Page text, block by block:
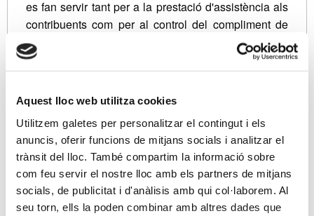
Aquest lloc web utilitza cookies
Utilitzem galetes per personalitzar el contingut i els
anuncis, oferir funcions de mitjans socials i analitzar el
trànsit del lloc. També compartim la informació sobre
com feu servir el nostre lloc amb els partners de mitjans
socials, de publicitat i d'anàlisis amb qui col·laborem. Al
seu torn, ells la poden combinar amb altres dades que
es fan servir tant per a la prestació d'assistència als
contribuents com per al control del compliment de
les obligacions principals. Per aquesta raó, igual
que en anys anteriors, l'AEAT ofereix, unes sessions
informatives sobre aquestes declaracions i, en
general, sobre novetats normatives, en col·laboració
amb els col·legis i associacions professionals.
PROGRAMA
NOVETATS DE DECLARACIONS INFORMATIVES
2018:
-Transmissió de Grans Volums d’Informació on line